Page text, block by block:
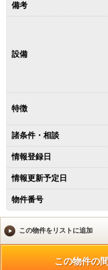
備考
設備
特徴
諸条件・相談
情報登録日
情報更新予定日
物件番号